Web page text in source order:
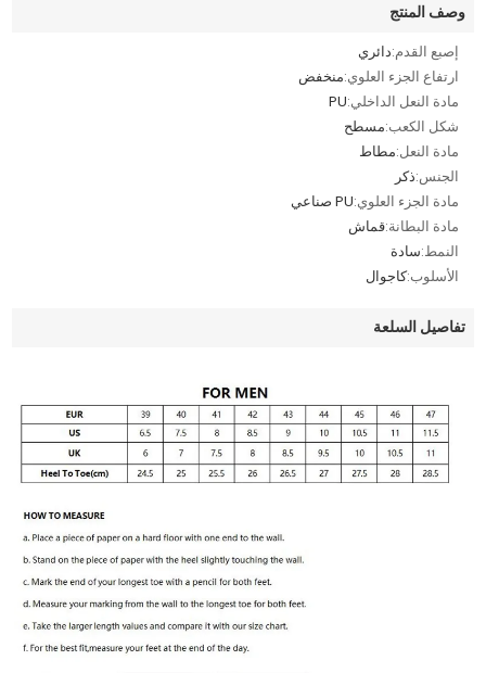
وصف المنتج
إصبع القدم:دائري
ارتفاع الجزء العلوي:منخفض
مادة النعل الداخلي:PU
شكل الكعب:مسطح
مادة النعل:مطاط
الجنس:ذكر
مادة الجزء العلوي:PU صناعي
مادة البطانة:قماش
النمط:سادة
الأسلوب:كاجوال
تفاصيل السلعة